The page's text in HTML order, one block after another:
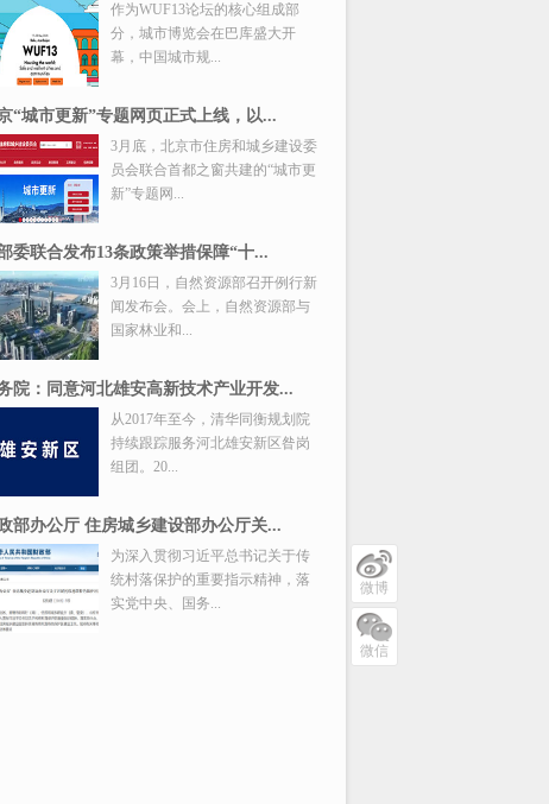
作为WUF13论坛的核心组成部
分，城市博览会在巴库盛大开
幕，中国城市规...
“城市更新”专题网页正式上线，以...
3月底，北京市住房和城乡建设委
员会联合首都之窗共建的“城市更
新”专题网...
委联合发布13条政策举措保障“十...
3月16日，自然资源部召开例行新
闻发布会。会上，自然资源部与
国家林业和...
院：同意河北雄安高新技术产业开发...
从2017年至今，清华同衡规划院
持续跟踪服务河北雄安新区昝岗
组团。20...
部办公厅 住房城乡建设部办公厅关...
为深入贯彻习近平总书记关于传
统村落保护的重要指示精神，落
实党中央、国务...
微博
微信